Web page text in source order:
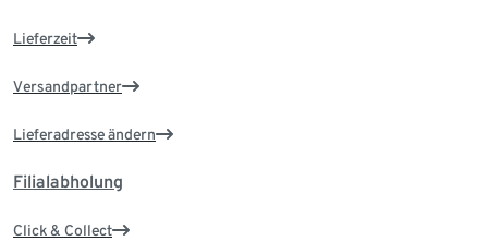
Lieferzeit
Versandpartner
Lieferadresse ändern
Filialabholung
Click & Collect